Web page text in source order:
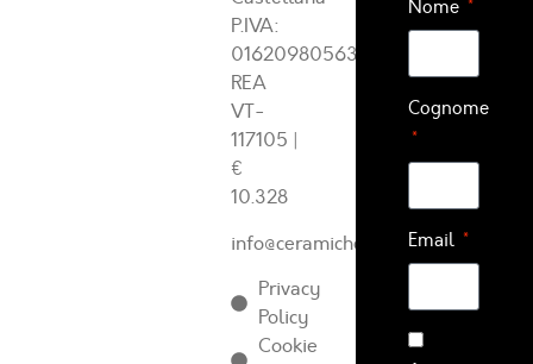
P.IVA:
01620980563
REA
VT-
117105 |
€
10.328
info@ceramichearcadia.com
Privacy
Policy
Cookie
Nome
Cognome
Email